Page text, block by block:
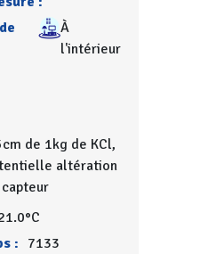
À
l'intérieur
de 1kg de KCl,
altération
: 7133